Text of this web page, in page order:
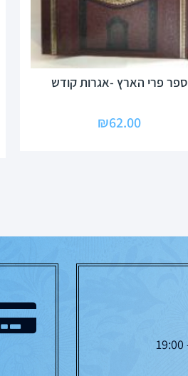
ספר פרי הארץ -אגרות קודש
₪62.00